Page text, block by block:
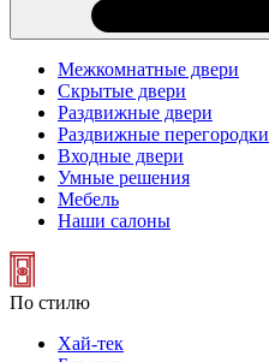
Межкомнатные двери
Скрытые двери
Раздвижные двери
Раздвижные перегородки
Входные двери
Умные решения
Мебель
Наши салоны
По стилю
Хай-тек